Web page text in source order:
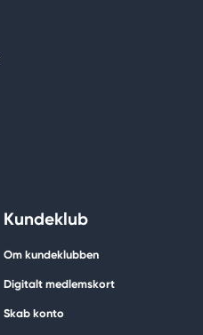
Kundeklub
Om kundeklubben
Digitalt medlemskort
Skab konto